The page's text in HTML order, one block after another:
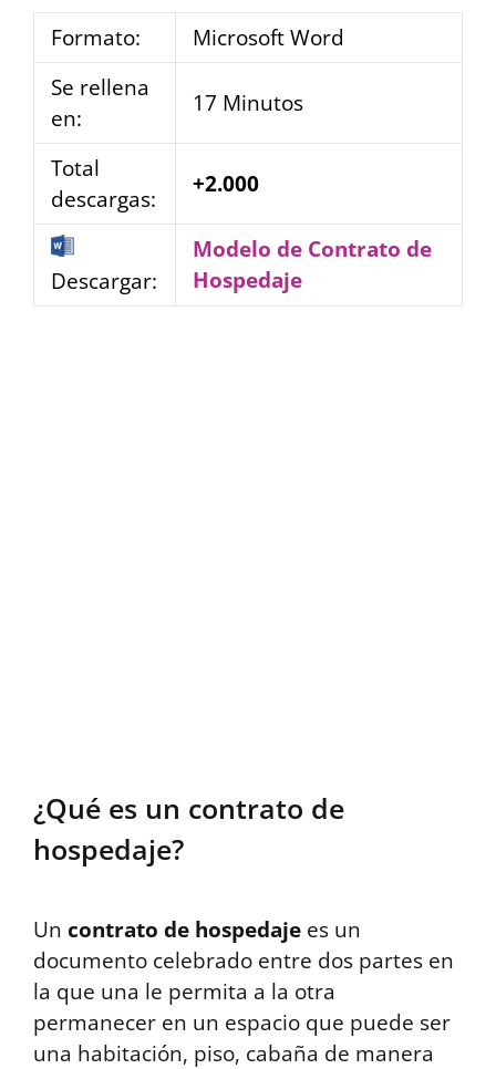
Formato:
Microsoft Word
Se rellena
en:
17 Minutos
Total
descargas:
+2.000
Descargar:
Modelo de Contrato de
Hospedaje
¿Qué es un contrato de
hospedaje?
Un contrato de hospedaje es un
documento celebrado entre dos partes en
la que una le permita a la otra
permanecer en un espacio que puede ser
una habitación, piso, cabaña de manera